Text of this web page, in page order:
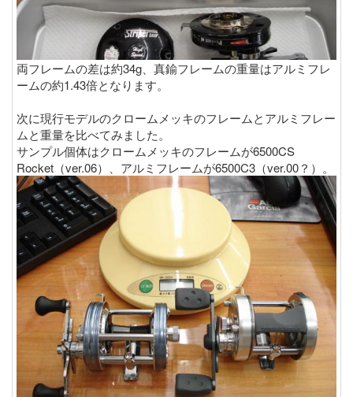
両フレームの差は約34g、真鍮フレームの重量はアルミフレ
ームの約1.43倍となります。
次に現行モデルのクロームメッキのフレームとアルミフレー
ムと重量を比べてみました。
サンプル個体はクロームメッキのフレームが6500CS
Rocket（ver.06）、アルミフレームが6500C3（ver.00？）。